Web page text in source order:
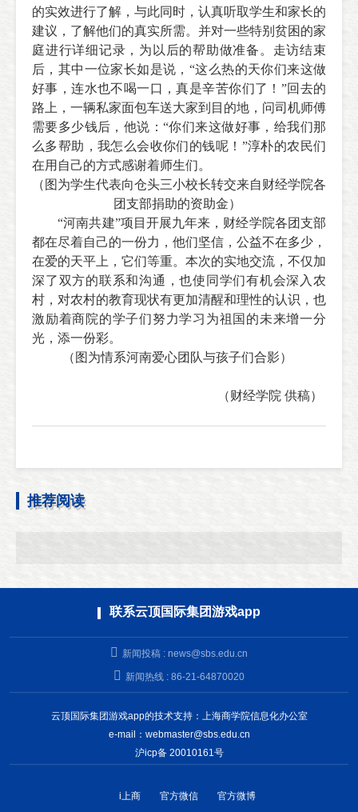
的实效进行了解，与此同时，认真听取学生和家长的
建议，了解他们的真实所需。并对一些特别贫困的家
庭进行详细记录，为以后的帮助做准备。走访结束
后，其中一位家长如是说，“这么热的天你们来这做
好事，连水也不喝一口，真是辛苦你们了！”回去的
路上，一辆私家面包车送大家到目的地，问司机师傅
需要多少钱后，他说：“你们来这做好事，给我们那
么多帮助，我怎么会收你们的钱呢！”淳朴的农民们
在用自己的方式感谢着师生们。
（图为学生代表向仓头三小校长转交来自财经学院各
团支部捐助的资助金）
“河南共建”项目开展九年来，财经学院各团支部
都在尽着自己的一份力，他们坚信，公益不在多少，
在爱的天平上，它们等重。本次的实地交流，不仅加
深了双方的联系和沟通，也使同学们有机会深入农
村，对农村的教育现状有更加清醒和理性的认识，也
激励着商院的学子们努力学习为祖国的未来增一分
光，添一份彩。
（图为情系河南爱心团队与孩子们合影）
（财经学院 供稿）
推荐阅读
联系云顶国际集团游戏app
新闻投稿 : news@sbs.edu.cn
新闻热线 : 86-21-64870020
云顶国际集团游戏app的技术支持：上海商学院信息化办公室
e-mail： webmaster@sbs.edu.cn
沪icp备 20010161号
i上商 官方微信 官方微博